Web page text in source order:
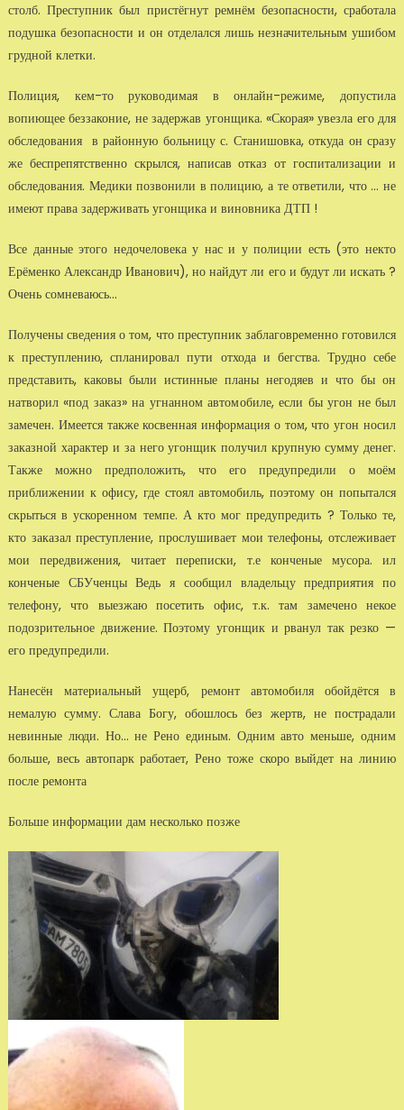
столб. Преступник был пристёгнут ремнём безопасности, сработала
подушка безопасности и он отделался лишь незначительным ушибом
грудной клетки.
Полиция, кем-то руководимая в онлайн-режиме, допустила
вопиющее беззаконие, не задержав угонщика. «Скорая» увезла его для
обследования в районную больницу с. Станишовка, откуда он сразу
же беспрепятственно скрылся, написав отказ от госпитализации и
обследования. Медики позвонили в полицию, а те ответили, что ... не
имеют права задерживать угонщика и виновника ДТП !
Все данные этого недочеловека у нас и у полиции есть (это некто
Ерёменко Александр Иванович), но найдут ли его и будут ли искать ?
Очень сомневаюсь...
Получены сведения о том, что преступник заблаговременно готовился
к преступлению, спланировал пути отхода и бегства. Трудно себе
представить, каковы были истинные планы негодяев и что бы он
натворил «под заказ» на угнанном автомобиле, если бы угон не был
замечен. Имеется также косвенная информация о том, что угон носил
заказной характер и за него угонщик получил крупную сумму денег.
Также можно предположить, что его предупредили о моём
приближении к офису, где стоял автомобиль, поэтому он попытался
скрыться в ускоренном темпе. А кто мог предупредить ? Только те,
кто заказал преступление, прослушивает мои телефоны, отслеживает
мои передвижения, читает переписки, т.е конченые мусора. ил
конченые СБУченцы Ведь я сообщил владельцу предприятия по
телефону, что выезжаю посетить офис, т.к. там замечено некое
подозрительное движение. Поэтому угонщик и рванул так резко —
его предупредили.
Нанесён материальный ущерб, ремонт автомобиля обойдётся в
немалую сумму. Слава Богу, обошлось без жертв, не пострадали
невинные люди. Но... не Рено единым. Одним авто меньше, одним
больше, весь автопарк работает, Рено тоже скоро выйдет на линию
после ремонта
Больше информации дам несколько позже